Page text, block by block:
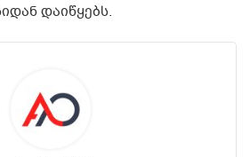
დაიწყებს.